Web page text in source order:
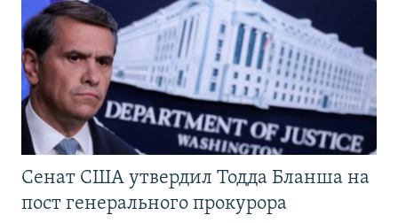
Сенат США утвердил Тодда Бланша на
пост генерального прокурора